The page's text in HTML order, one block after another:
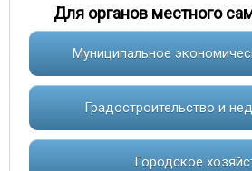
Для органов местного
Муниципальное
Градостроительство и
Городское